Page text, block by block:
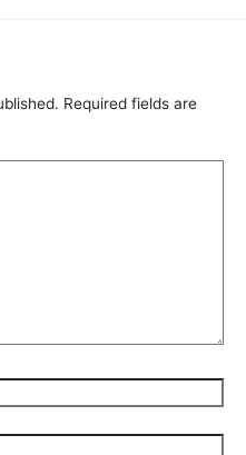
Required fields are